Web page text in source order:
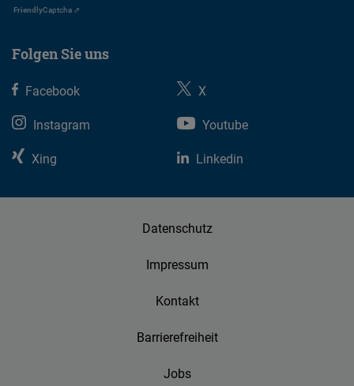
FriendlyCaptcha ⇗
Folgen Sie uns
Facebook
X
Instagram
Youtube
Xing
Linkedin
Datenschutz
Impressum
Kontakt
Barrierefreiheit
Jobs